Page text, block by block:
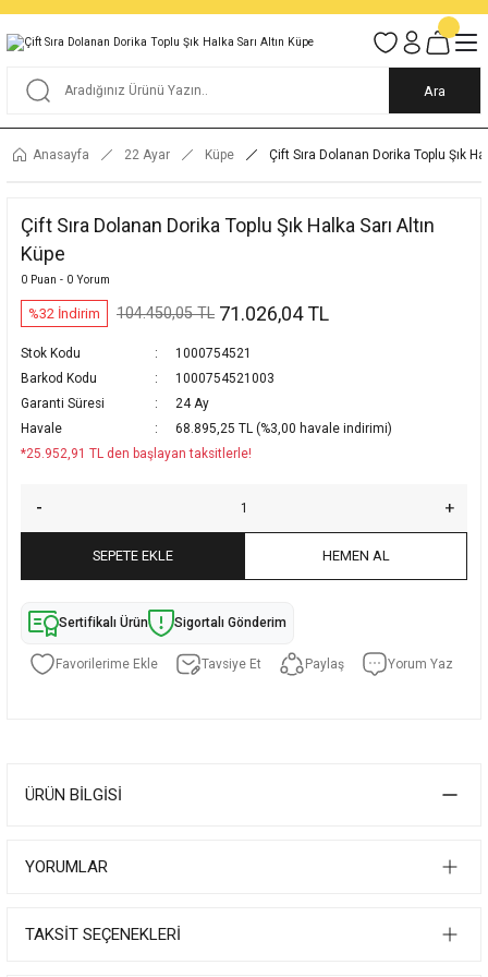
Tüm Alışverişlerde KARGO BEDAVA
Garantili Ve Sigortalı Kargo
Ankara İçi Elden Teslimat İmkanı
24/7 Müşteri Destek Hizmeti
Ara
Anasayfa 22 Ayar Küpe Çift Sıra Dolanan Dorika Toplu Şık
Çift Sıra Dolanan Dorika Toplu Şık Halka Sarı Altın
Küpe
0 Puan - 0 Yorum
%32 İndirim 104.450,05 TL 71.026,04 TL
Stok Kodu
1000754521
Barkod Kodu
1000754521003
Garanti Süresi
24 Ay
Havale
68.895,25 TL (%3,00 havale indirimi)
*25.952,91 TL den başlayan taksitlerle!
SEPETE EKLE HEMEN AL
Sertifikalı Ürün Sigortalı Gönderim
Tavsiye Et Paylaş Yorum Yaz
ÜRÜN BILGISI
YORUMLAR
TAKSIT SEÇENEKLERI